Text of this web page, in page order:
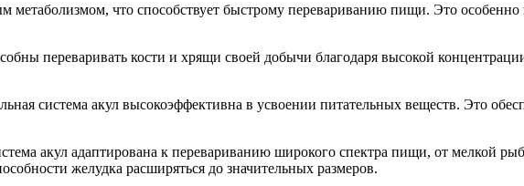
метаболизмом, что способствует быстрому перевариванию пищи. Это
переваривать кости и хрящи своей добычи благодаря высокой
система акул высокоэффективна в усвоении питательных веществ. Это
акул адаптирована к перевариванию широкого спектра пищи, от мелкой
желудка расширяться до значительных размеров.